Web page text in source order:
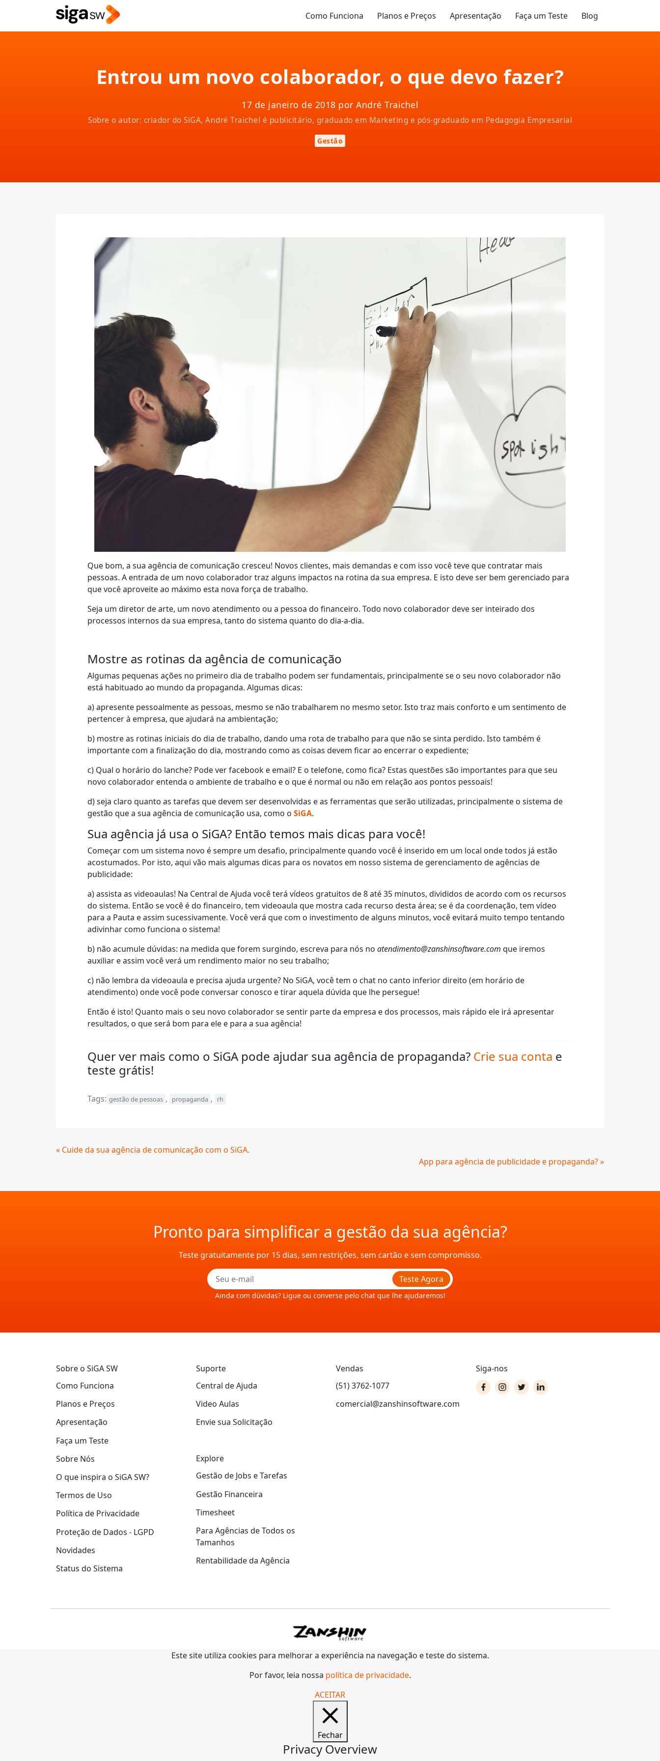
Como Funciona Planos e Preços Apresentação Faça um Teste Blog
Entrou um novo colaborador, o que devo fazer?
17 de janeiro de 2018 por André Traichel
Sobre o autor: criador do SiGA, André Traichel é publicitário, graduado em Marketing e pós-graduado em Pedagogia Empresarial
Gestão
Que bom, a sua agência de comunicação cresceu! Novos clientes, mais demandas e com isso você teve que contratar mais
pessoas. A entrada de um novo colaborador traz alguns impactos na rotina da sua empresa. E isto deve ser bem gerenciado para
que você aproveite ao máximo esta nova força de trabalho.
Seja um diretor de arte, um novo atendimento ou a pessoa do financeiro. Todo novo colaborador deve ser inteirado dos
processos internos da sua empresa, tanto do sistema quanto do dia-a-dia.
Mostre as rotinas da agência de comunicação
Algumas pequenas ações no primeiro dia de trabalho podem ser fundamentais, principalmente se o seu novo colaborador não
está habituado ao mundo da propaganda. Algumas dicas:
a) apresente pessoalmente as pessoas, mesmo se não trabalharem no mesmo setor. Isto traz mais conforto e um sentimento de
pertencer à empresa, que ajudará na ambientação;
b) mostre as rotinas iniciais do dia de trabalho, dando uma rota de trabalho para que não se sinta perdido. Isto também é
importante com a finalização do dia, mostrando como as coisas devem ficar ao encerrar o expediente;
c) Qual o horário do lanche? Pode ver facebook e email? E o telefone, como fica? Estas questões são importantes para que seu
novo colaborador entenda o ambiente de trabalho e o que é normal ou não em relação aos pontos pessoais!
d) seja claro quanto as tarefas que devem ser desenvolvidas e as ferramentas que serão utilizadas, principalmente o sistema de
gestão que a sua agência de comunicação usa, como o SiGA.
Sua agência já usa o SiGA? Então temos mais dicas para você!
Começar com um sistema novo é sempre um desafio, principalmente quando você é inserido em um local onde todos já estão
acostumados. Por isto, aqui vão mais algumas dicas para os novatos em nosso sistema de gerenciamento de agências de
publicidade:
a) assista as videoaulas! Na Central de Ajuda você terá vídeos gratuitos de 8 até 35 minutos, divididos de acordo com os recursos
do sistema. Então se você é do financeiro, tem videoaula que mostra cada recurso desta área; se é da coordenação, tem vídeo
para a Pauta e assim sucessivamente. Você verá que com o investimento de alguns minutos, você evitará muito tempo tentando
adivinhar como funciona o sistema!
b) não acumule dúvidas: na medida que forem surgindo, escreva para nós no atendimento@zanshinsoftware.com que iremos
auxiliar e assim você verá um rendimento maior no seu trabalho;
c) não lembra da videoaula e precisa ajuda urgente? No SiGA, você tem o chat no canto inferior direito (em horário de
atendimento) onde você pode conversar conosco e tirar aquela dúvida que lhe persegue!
Então é isto! Quanto mais o seu novo colaborador se sentir parte da empresa e dos processos, mais rápido ele irá apresentar
resultados, o que será bom para ele e para a sua agência!
Quer ver mais como o SiGA pode ajudar sua agência de propaganda? Crie sua conta e
teste grátis!
Tags: gestão de pessoas , propaganda , rh
Continue
« Cuide da sua agência de comunicação com o SiGA.
App para agência de publicidade e propaganda? »
Pronto para simplificar a gestão da sua agência?
Teste gratuitamente por 15 dias, sem restrições, sem cartão e sem compromisso.
Teste Agora
Ainda com dúvidas? Ligue ou converse pelo chat que lhe ajudaremos!
Sobre o SiGA SW
Como Funciona
Planos e Preços
Apresentação
Faça um Teste
Sobre Nós
O que inspira o SiGA SW?
Termos de Uso
Política de Privacidade
Proteção de Dados - LGPD
Novidades
Status do Sistema
Suporte
Central de Ajuda
Video Aulas
Envie sua Solicitação
Explore
Gestão de Jobs e Tarefas
Gestão Financeira
Timesheet
Para Agências de Todos os
Tamanhos
Rentabilidade da Agência
Vendas
(51) 3762-1077
comercial@zanshinsoftware.com
Siga-nos
Este site utiliza cookies para melhorar a experiência na navegação e teste do sistema.
Por favor, leia nossa política de privacidade.
ACEITAR
Fechar
Privacy Overview